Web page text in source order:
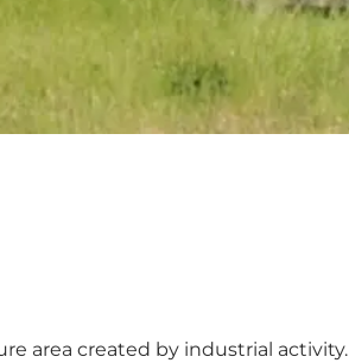
area created by industrial activity.